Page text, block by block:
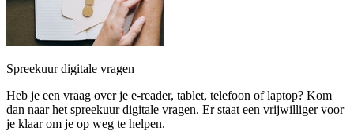
Spreekuur digitale vragen
Heb je een vraag over je e-reader, tablet, telefoon of laptop? Kom
dan naar het spreekuur digitale vragen. Er staat een vrijwilliger voor
je klaar om je op weg te helpen.